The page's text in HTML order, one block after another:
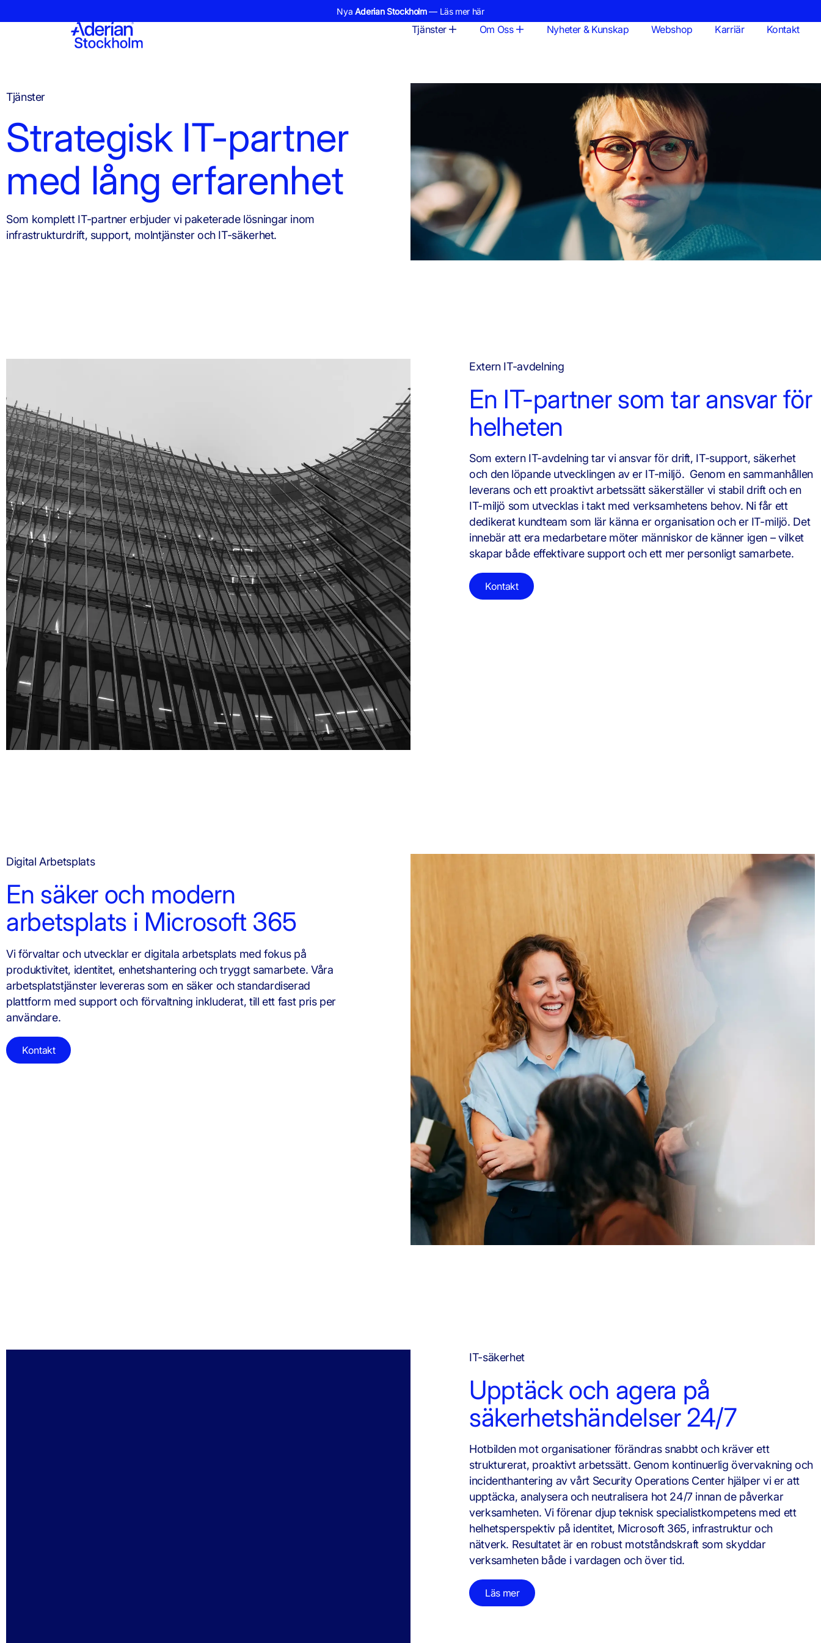
Nya Aderian Stockholm— Läs mer här
Tjänster Om Oss Nyheter & Kunskap Webshop Karriär Kontakt
Tjänster
Strategisk IT-partner
med lång erfarenhet
Som komplett IT-partner erbjuder vi paketerade lösningar inom
infrastrukturdrift, support, molntjänster och IT-säkerhet.
Extern IT-avdelning
En IT-partner som tar ansvar för
helheten
Som extern IT-avdelning tar vi ansvar för drift, IT-support, säkerhet
och den löpande utvecklingen av er IT-miljö. Genom en sammanhållen
leverans och ett proaktivt arbetssätt säkerställer vi stabil drift och en
IT-miljö som utvecklas i takt med verksamhetens behov. Ni får ett
dedikerat kundteam som lär känna er organisation och er IT-miljö. Det
innebär att era medarbetare möter människor de känner igen – vilket
skapar både effektivare support och ett mer personligt samarbete.
Kontakt
Digital Arbetsplats
En säker och modern
arbetsplats i Microsoft 365
Vi förvaltar och utvecklar er digitala arbetsplats med fokus på
produktivitet, identitet, enhetshantering och tryggt samarbete. Våra
arbetsplatstjänster levereras som en säker och standardiserad
plattform med support och förvaltning inkluderat, till ett fast pris per
användare.
Kontakt
IT-säkerhet
Upptäck och agera på
säkerhetshändelser 24/7
Hotbilden mot organisationer förändras snabbt och kräver ett
strukturerat, proaktivt arbetssätt. Genom kontinuerlig övervakning och
incidenthantering av vårt Security Operations Center hjälper vi er att
upptäcka, analysera och neutralisera hot 24/7 innan de påverkar
verksamheten. Vi förenar djup teknisk specialistkompetens med ett
helhetsperspektiv på identitet, Microsoft 365, infrastruktur och
nätverk. Resultatet är en robust motståndskraft som skyddar
verksamheten både i vardagen och över tid.
Läs mer